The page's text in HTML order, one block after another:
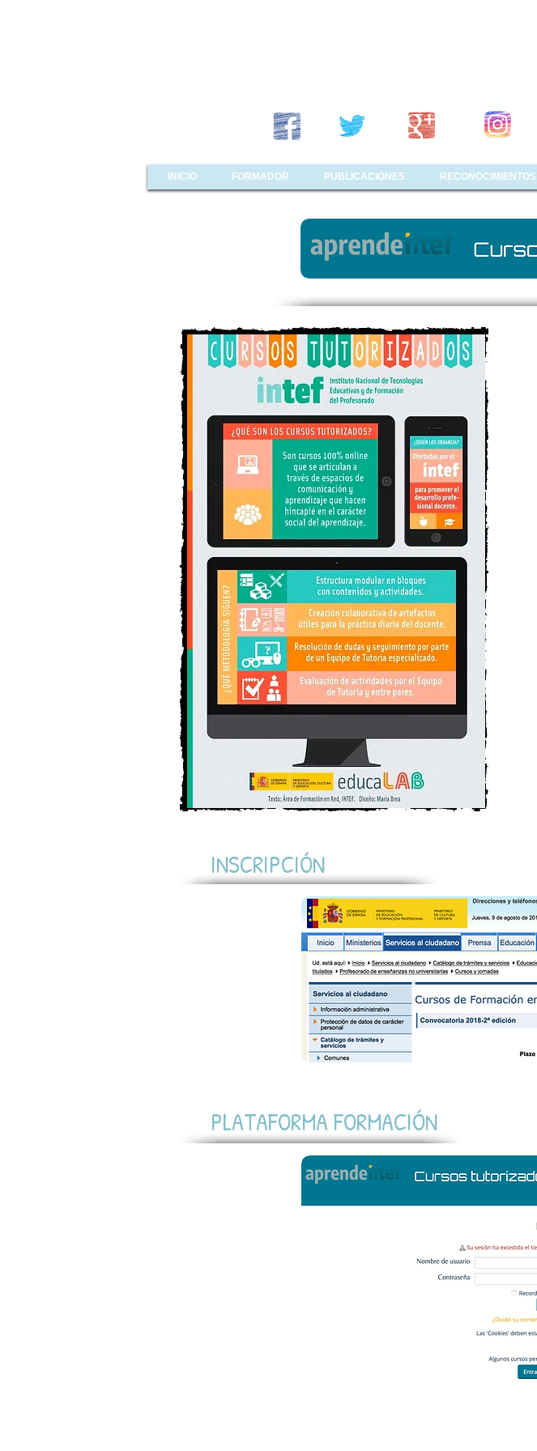
INICIO FORMADOR PUBLICACIONES RECONOCIMIENTOS
INSCRIPCIÓN
PLATAFORMA FORMACIÓN